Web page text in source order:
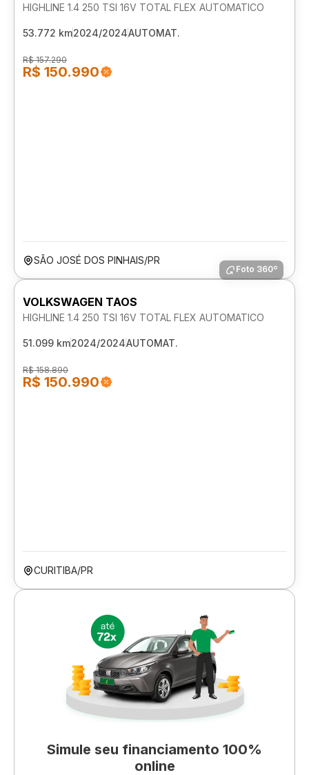
HIGHLINE 1.4 250 TSI 16V TOTAL FLEX AUTOMATICO
53.772 km2024/2024AUTOMAT.
R$ 157.290
R$ 150.990
SÃO JOSÉ DOS PINHAIS/PR
Foto 360º
VOLKSWAGEN TAOS
HIGHLINE 1.4 250 TSI 16V TOTAL FLEX AUTOMATICO
51.099 km2024/2024AUTOMAT.
R$ 158.890
R$ 150.990
CURITIBA/PR
Simule seu financiamento 100%
online